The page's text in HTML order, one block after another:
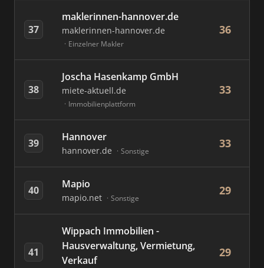
37
maklerinnen-hannover.de
maklerinnen-hannover.de
Einzelner Makler
36
38
Joscha Hasenkamp GmbH
miete-aktuell.de
Immobilienplattform
33
39 Hannover
hannover.de Sonstige
33
40 Mapio
mapio.net Sonstige
29
41
Wippach Immobilien -
Hausverwaltung, Vermietung,
Verkauf
29